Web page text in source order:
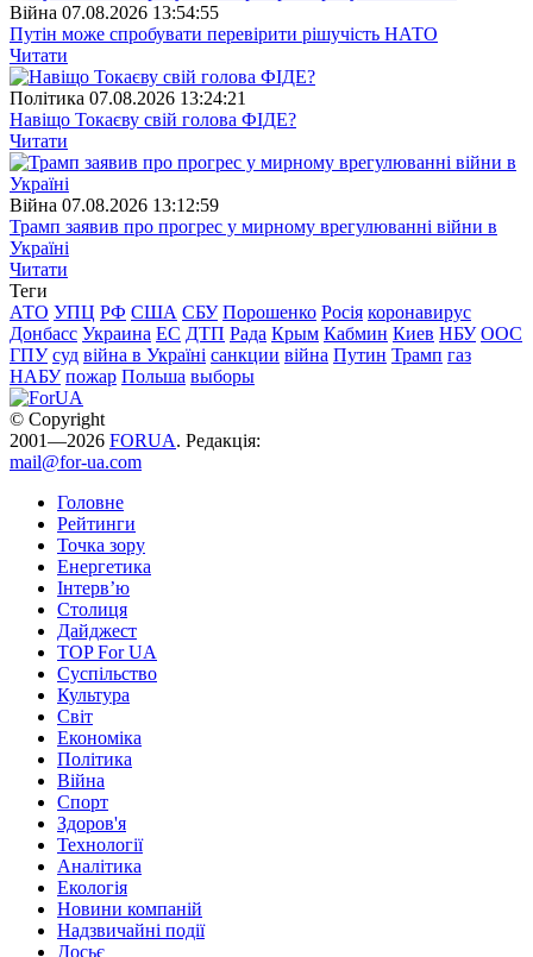
Війна 07.08.2026 13:54:55
Путін може спробувати перевірити рішучість НАТО
Читати
Полiтика 07.08.2026 13:24:21
Навіщо Токаєву свій голова ФІДЕ?
Читати
Війна 07.08.2026 13:12:59
Трамп заявив про прогрес у мирному врегулюванні війни в
Україні
Читати
Теги
АТО УПЦ РФ США СБУ Порошенко Росія коронавирус
Донбасс Украина ЕС ДТП Рада Крым Кабмин Киев НБУ ООС
ГПУ суд війна в Україні санкции війна Путин Трамп газ
НАБУ пожар Польша выборы
© Copyright
2001—2026 FORUA. Редакція:
mail@for-ua.com
Головне
Рейтинги
Точка зору
Енергетика
Інтерв’ю
Столиця
Дайджест
TOP For UA
Суспiльство
Культура
Світ
Економіка
Політика
Війна
Спорт
Здоров'я
Технології
Аналітика
Екологія
Новини компаній
Надзвичайні події
Досьє